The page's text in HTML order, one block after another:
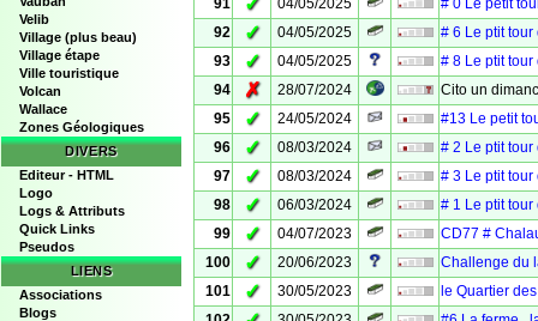
Velib
Village (plus beau)
Village étape
Ville touristique
Volcan
Wallace
Zones Géologiques
DIVERS
Editeur - HTML
Logo
Logs & Attributs
Quick Links
Pseudos
LIENS
Associations
Blogs
91
04/05/2025
# 0 Le petit
92
✓ 04/05/2025
# 6 Le ptit
93
✓ 04/05/2025
# 8 Le ptit
94
✗ 28/07/2024
Cito un
95
✓ 24/05/2024
#13 Le petit
96
✓ 08/03/2024
# 2 Le ptit
97
✓ 08/03/2024
# 3 Le ptit
98
✓ 06/03/2024
# 1 Le ptit
99
✓ 04/07/2023
CD77 #
100
✓ 20/06/2023
Challenge du
101
✓ 30/05/2023
le Quartier